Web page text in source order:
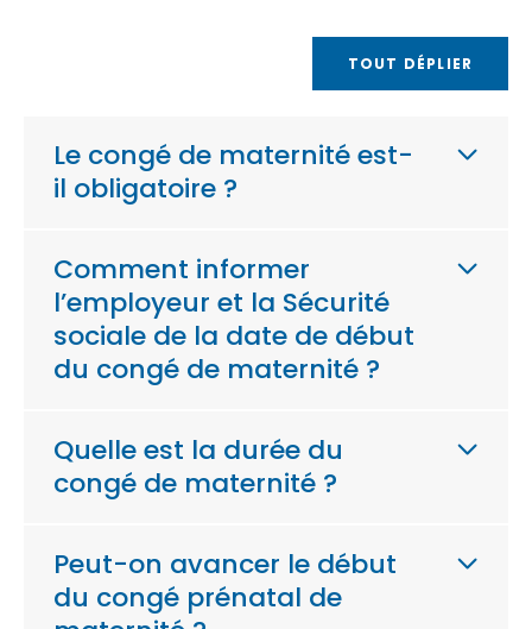
TOUT DÉPLIER
Le congé de maternité est-
il obligatoire ?
Comment informer
l’employeur et la Sécurité
sociale de la date de début
du congé de maternité ?
Quelle est la durée du
congé de maternité ?
Peut-on avancer le début
du congé prénatal de